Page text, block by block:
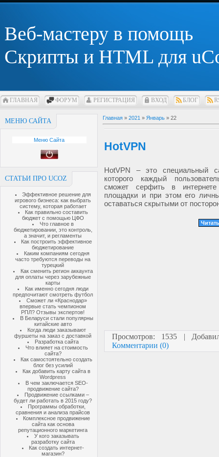
Веб-мастеру в помощь
Скрипты и HTML для
ГЛАВНАЯ ФОРУМ РЕГИСТРАЦИЯ ВХОД БЛОГ
МЕНЮ САЙТА
Меню Сайта
СТАТЬИ ПРО UCOZ
Эффективное решение для
игрового бизнеса: как выбрать
систему, которая работает
Как правильно составить
бюджет с помощью ЦФО
Что главное в
бюджетировании, это контроль,
а значит, и регламенты
Как построить эффективное
бюджетирование
Каким компаниям сегодня
часто требуются переводы на
турецкий
Как сменить регион аккаунта
для оплаты через зарубежные
карты
Как именно сегодня люди
предпочитают смотреть футбол
Сможет ли «Краснодар»
впервые стать чемпионом
РПЛ? Отзывы экспертов!
В Беларуси стали популярны
китайские авто
Когда люди заказывают
фуршеты на заказ с доставкой
Разработка сайта
Что влияет на стоимость
сайта?
Как самостоятельно создать
блог без усилий
Как добавить карту сайта в
Wordpress
В чем заключается SEO-
продвижение сайта?
Продвижение ссылками –
будет ли работать в 2015 году?
Программы обработки,
сравнения и анализа прайсов
Комплексное продвижение
сайта как основа
репутационного маркетинга
У кого заказывать
разработку сайта
Как создать интернет-
магазин?
Главная » 2021 » Январь » 22
HotVPN
HotVPN – это специальный
которого каждый
сможет серфить в
площадки и при этом его
оставаться скрытыми от
Просмотров: 1535 |
Комментарии (0)